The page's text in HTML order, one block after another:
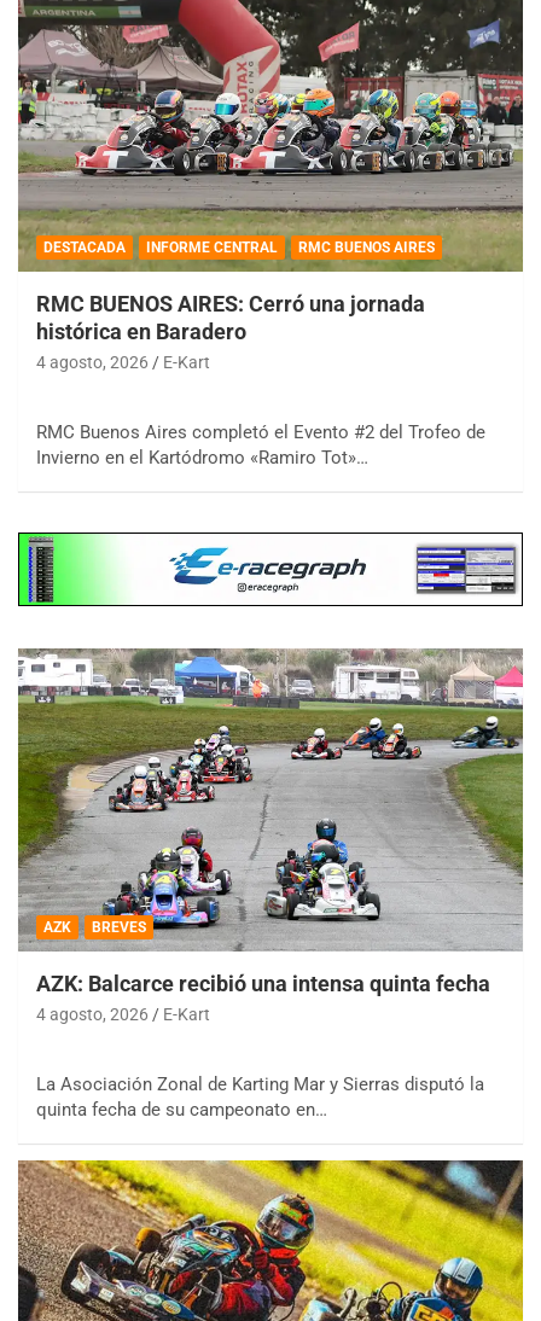
DESTACADA INFORME CENTRAL RMC BUENOS AIRES
RMC BUENOS AIRES: Cerró una jornada
histórica en Baradero
4 agosto, 2026 E-Kart
RMC Buenos Aires completó el Evento #2 del Trofeo de
Invierno en el Kartódromo «Ramiro Tot»…
AZK BREVES
AZK: Balcarce recibió una intensa quinta fecha
4 agosto, 2026 E-Kart
La Asociación Zonal de Karting Mar y Sierras disputó la
quinta fecha de su campeonato en…